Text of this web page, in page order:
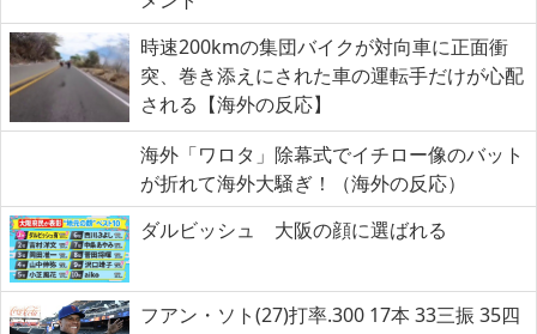
時速200kmの集団バイクが対向車に正面衝
突、巻き添えにされた車の運転手だけが心配
される【海外の反応】
海外「ワロタ」除幕式でイチロー像のバット
が折れて海外大騒ぎ！（海外の反応）
ダルビッシュ 大阪の顔に選ばれる
フアン・ソト(27)打率.300 17本 33三振 35四